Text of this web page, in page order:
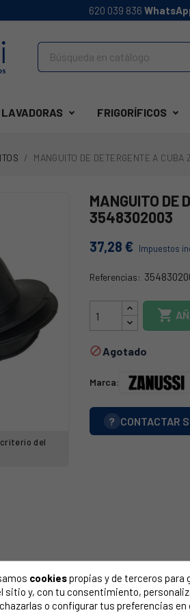
620 039 836
LAVADORAS FRIGORÍFICOS
MANGUITO DE DETERGENTE A
del
MANGUITO DE
3548302003
37,28 € Impuestos
Referencias:
58ZN0003

Agotado
Marca:
? CONTACTAR
cookiespropias y de terceros para
sitio y, con tu consentimiento,
o configurar tus preferencias